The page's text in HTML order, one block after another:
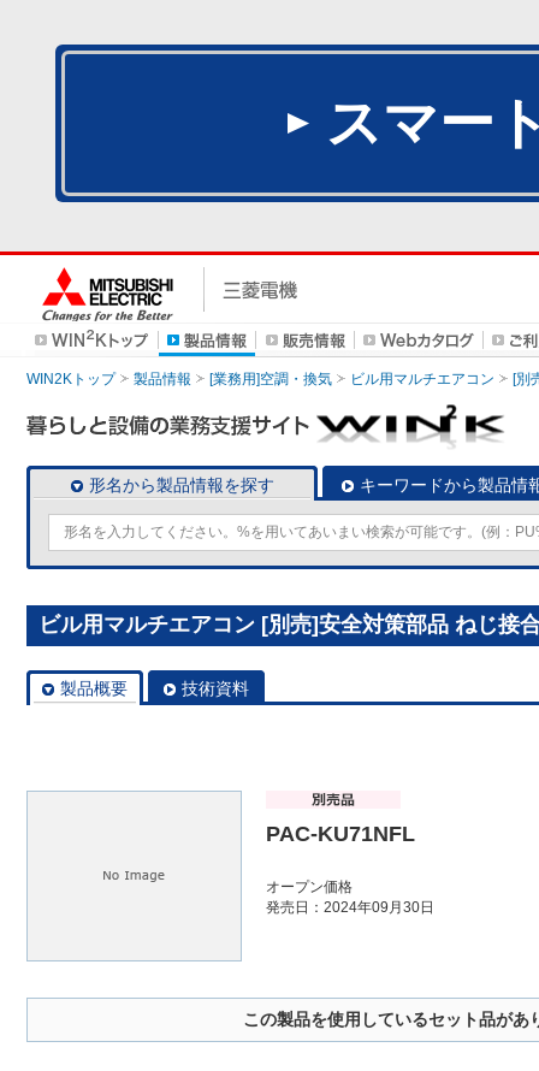
スマー
WIN2Kトップ 製品情報 [業務用]空調・換気 ビル用マルチエアコン [別
形名から製品情報を探す キーワードから製品情
ビル用マルチエアコン [別売]安全対策部品 ねじ接
製品概要 技術資料
PAC-KU71NFL
オープン価格
発売日：2024年09月30日
この製品を使用しているセット品があ